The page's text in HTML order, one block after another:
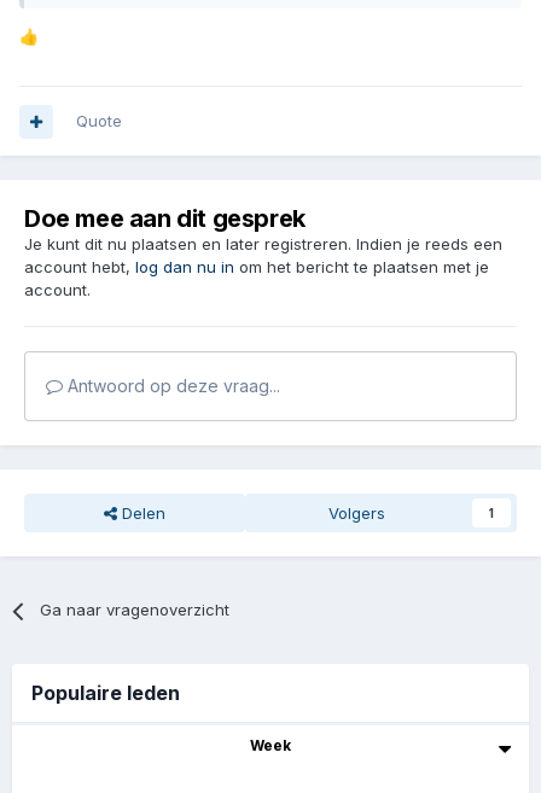
👍
Quote
Doe mee aan dit gesprek
Je kunt dit nu plaatsen en later registreren. Indien je reeds een
account hebt, log dan nu in om het bericht te plaatsen met je
account.
Antwoord op deze vraag...
Delen Volgers 1
Ga naar vragenoverzicht
Populaire leden
Week